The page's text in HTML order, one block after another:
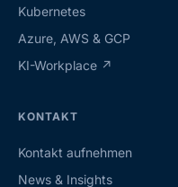
Kubernetes
Azure, AWS & GCP
KI-Workplace ↗
KONTAKT
Kontakt aufnehmen
News & Insights